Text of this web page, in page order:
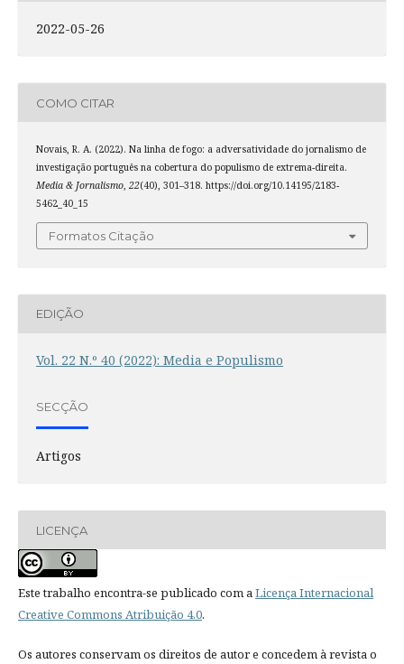
2022-05-26
COMO CITAR
Novais, R. A. (2022). Na linha de fogo: a adversatividade do jornalismo de
investigação português na cobertura do populismo de extrema-direita.
Media & Jornalismo, 22(40), 301–318. https://doi.org/10.14195/2183-
5462_40_15
Formatos Citação
EDIÇÃO
Vol. 22 N.º 40 (2022): Media e Populismo
SECÇÃO
Artigos
LICENÇA
Este trabalho encontra-se publicado com aLicença Internacional
Creative Commons Atribuição 4.0.
Os autores conservam os direitos de autor e concedem à revista o